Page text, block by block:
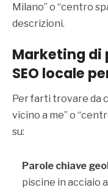
Milano” o “centro
descrizioni.
Marketing
SEO locale
Per farti trovare da
vicino a me” o
su:
Parole chiave
piscine in acciaio